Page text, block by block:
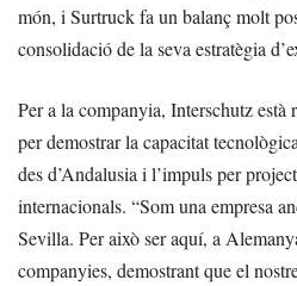
món, i Surtruck fa un balanç molt
consolidació de la seva estratègia
Per a la companyia, Interschutz està
per demostrar la capacitat
des d’Andalusia i l’impuls per
internacionals. “Som una empresa
Sevilla. Per això ser aquí, a
companyies, demostrant que el